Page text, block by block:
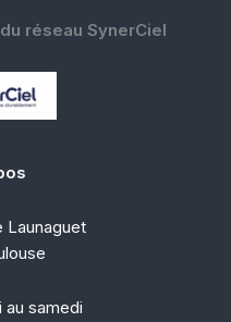
réseau SynerCiel
Launaguet
au samedi